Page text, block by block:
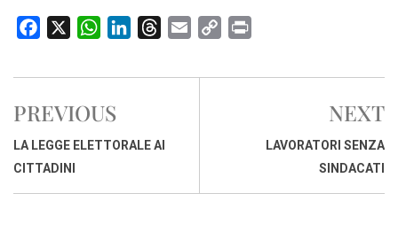
c
b
o
o
W
a
s
A
n
d
r
d
a
p
i
PREVIOUS
LA LEGGE ELETTORALE AI
CITTADINI
NEXT
LAVORATORI SENZA
SINDACATI